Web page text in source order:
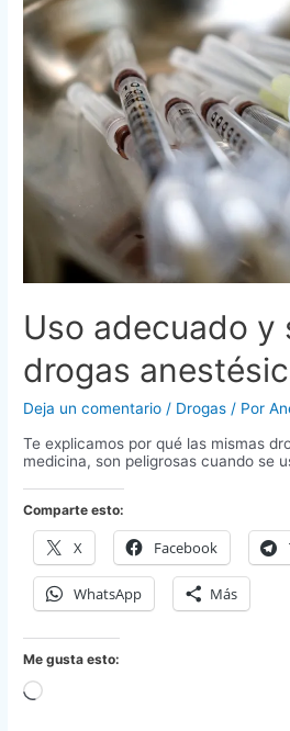
Uso adecuado y
drogas
Deja un comentario / Drogas / Por
Te explicamos por qué las mismas
medicina, son peligrosas cuando se
Comparte esto:
X Facebook
WhatsApp Más
Me gusta esto:
Cargando...